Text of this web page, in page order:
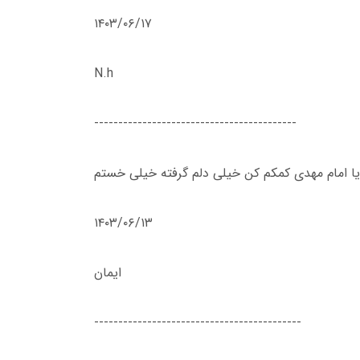
۱۴۰۳/۰۶/۱۷
N.h
------------------------------------------
امام‌ مهدی کمکم کن خیلی دلم گرفته خیلی خستم
۱۴۰۳/۰۶/۱۳
ایمان
-------------------------------------------